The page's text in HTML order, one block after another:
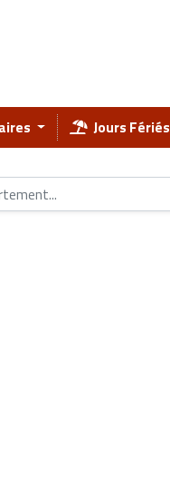
Jours Fériés